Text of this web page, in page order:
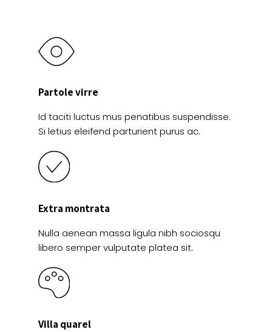
Partole virre
Id taciti luctus mus penatibus suspendisse.
Si letius eleifend parturient purus ac.
Extra montrata
Nulla aenean massa ligula nibh sociosqu
libero semper vulputate platea sit.
Villa quarel